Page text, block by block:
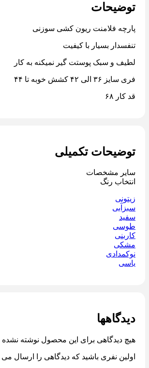
توضیحات
پارچه فلامنت ریون کشی سوزنی
تنفسدار بسیار با کیفیت
لطیف و سبک پوستت گیر نمیکنه به کار
فری سایز ٣۶ الی ۴٢ کشش خوبه تا ۴۴
قد کار ۶٨
توضیحات تکمیلی
سایر مشخصات
انتخاب رنگ
زیتونی
سبزآبی
سفید
طوسی
کاربنی
مشکی
نوکمدادی
یاسی
دیدگاهها
هیچ دیدگاهی برای این محصول نوشته
اولین نفری باشید که دیدگاهی را ارسال